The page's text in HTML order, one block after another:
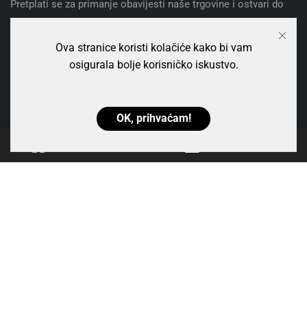
Ova stranice koristi kolačiće kako bi vam
osigurala bolje korisničko iskustvo.
OK, prihvaćam!
Pretplati se za primanje obavijesti naše trgovine i ostvari do